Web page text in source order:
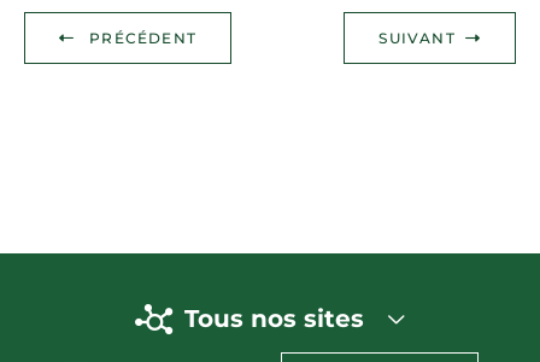
PRÉCÉDENT SUIVANT
Tous nos sites